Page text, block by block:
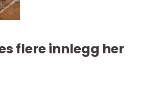
flere innlegg her